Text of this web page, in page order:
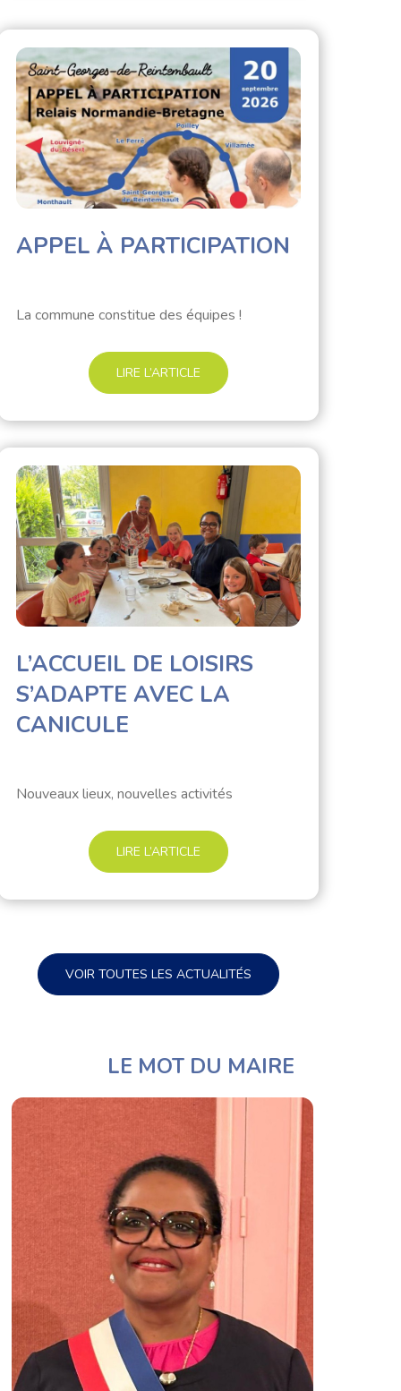
APPEL À PARTICIPATION
La commune constitue des équipes !
LIRE L’ARTICLE
L’ACCUEIL DE LOISIRS
S’ADAPTE AVEC LA
CANICULE
Nouveaux lieux, nouvelles activités
LIRE L’ARTICLE
VOIR TOUTES LES ACTUALITÉS
LE MOT DU MAIRE